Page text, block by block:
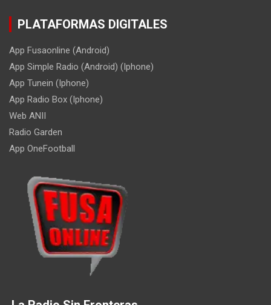
PLATAFORMAS DIGITALES
App Fusaonline (Android)
App Simple Radio (Android) (Iphone)
App Tunein (Iphone)
App Radio Box (Iphone)
Web ANII
Radio Garden
App OneFootball